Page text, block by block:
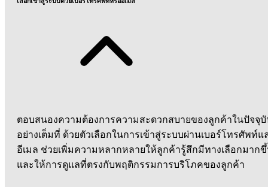
ตอบสนองความต้องการความสะดวกสบายของลูกค้าในปัจจุ
อย่างเต็มที่ ด้วยตัวเลือกในการเข้าสู่ระบบผ่านเบอร์โทรศัพท์แ
อีเมล ช่วยเพิ่มความหลากหลายให้ลูกค้ารู้สึกมีทางเลือกมาก
และให้การดูแลที่ตรงกับพฤติกรรมการบริโภคของลูกค้า